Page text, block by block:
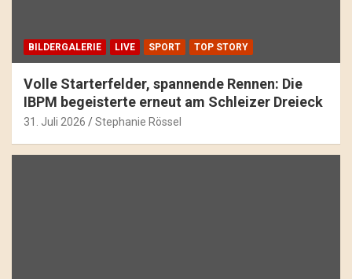
BILDERGALERIE LIVE SPORT TOP STORY
Volle Starterfelder, spannende Rennen: Die
IBPM begeisterte erneut am Schleizer Dreieck
31. Juli 2026 Stephanie Rössel